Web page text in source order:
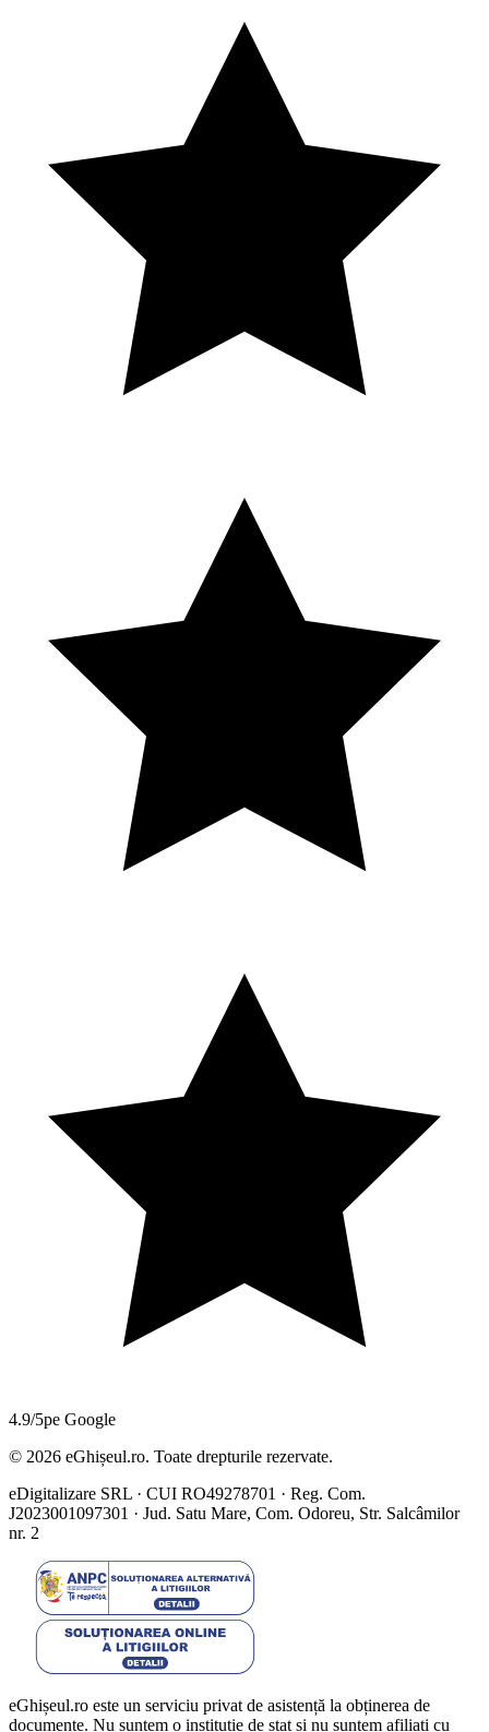
4.9/5pe Google
© 2026 eGhișeul.ro. Toate drepturile rezervate.
eDigitalizare SRL · CUI RO49278701 · Reg. Com.
J2023001097301 · Jud. Satu Mare, Com. Odoreu, Str. Salcâmilor
nr. 2
eGhișeul.ro este un serviciu privat de asistență la obținerea de
documente. Nu suntem o instituție de stat și nu suntem afiliați cu